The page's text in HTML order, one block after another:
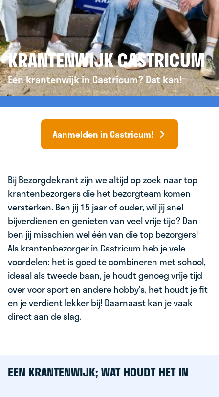
KRANTENWIJK CASTRICUM
Een krantenwijk in Castricum? Dat kan!
Aanmelden in Castricum!
Bij Bezorgdekrant zijn we altijd op zoek naar top
krantenbezorgers die het bezorgteam komen
versterken. Ben jij 15 jaar of ouder, wil jij snel
bijverdienen en genieten van veel vrije tijd? Dan
ben jij misschien wel één van die top bezorgers!
Als krantenbezorger in Castricum heb je vele
voordelen: het is goed te combineren met school,
ideaal als tweede baan, je houdt genoeg vrije tijd
over voor sport en andere hobby’s, het houdt je fit
en je verdient lekker bij! Daarnaast kan je vaak
direct aan de slag.
EEN KRANTENWIJK; WAT HOUDT HET IN